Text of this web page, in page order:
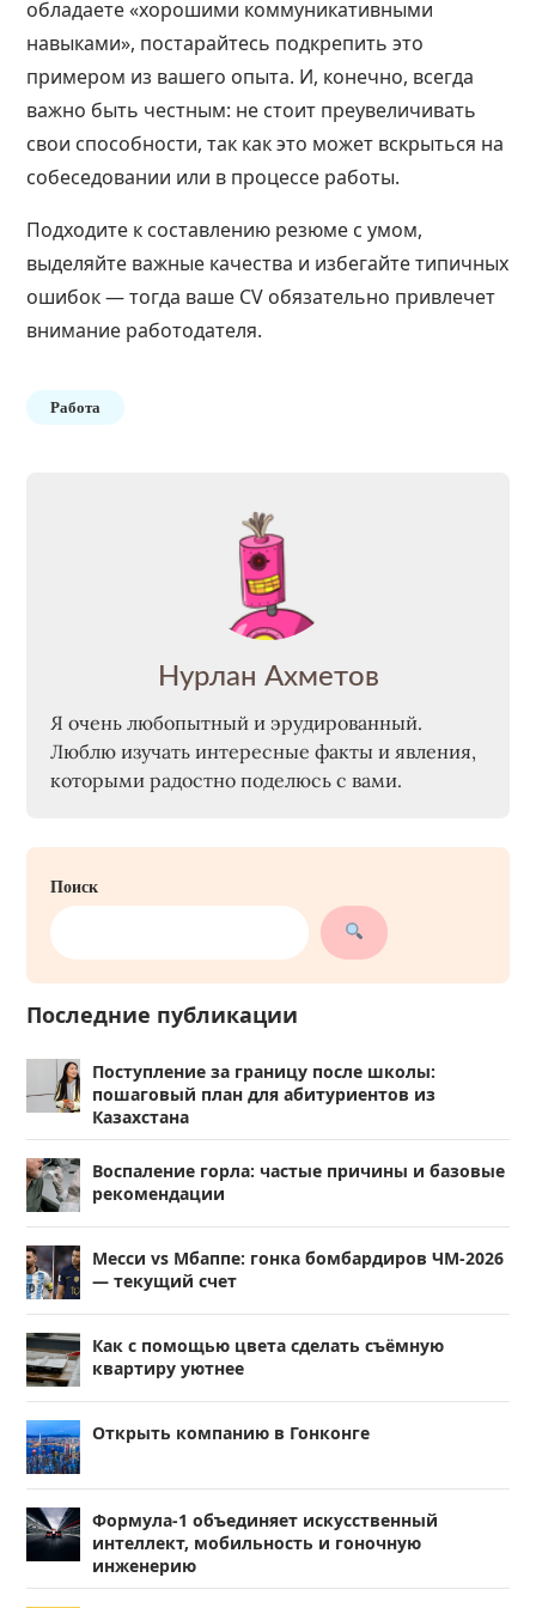
обладаете «хорошими коммуникативными
навыками», постарайтесь подкрепить это
примером из вашего опыта. И, конечно, всегда
важно быть честным: не стоит преувеличивать
свои способности, так как это может вскрыться на
собеседовании или в процессе работы.
Подходите к составлению резюме с умом,
выделяйте важные качества и избегайте типичных
ошибок — тогда ваше CV обязательно привлечет
внимание работодателя.
Работа
Нурлан Ахметов
Я очень любопытный и эрудированный.
Люблю изучать интересные факты и явления,
которыми радостно поделюсь с вами.
Поиск
Последние публикации
Поступление за границу после школы:
пошаговый план для абитуриентов из
Казахстана
Воспаление горла: частые причины и базовые
рекомендации
Месси vs Мбаппе: гонка бомбардиров ЧМ-2026
— текущий счет
Как с помощью цвета сделать съёмную
квартиру уютнее
Открыть компанию в Гонконге
Формула-1 объединяет искусственный
интеллект, мобильность и гоночную
инженерию